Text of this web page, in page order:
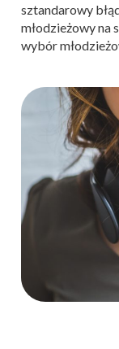
sztandarowy
młodzieżowy na
wybór